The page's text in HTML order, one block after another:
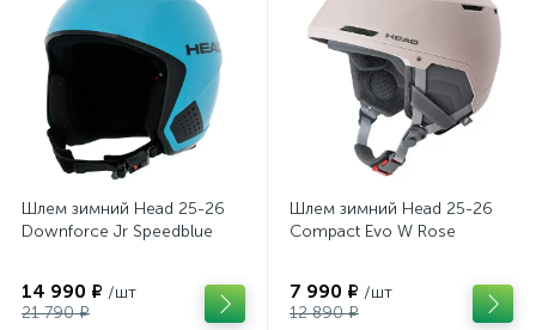
Шлем зимний Head 25-26
Downforce Jr Speedblue
14 990 ₽ /шт
21 790 ₽
Шлем зимний Head 25-26
Compact Evo W Rose
7 990 ₽ /шт
12 890 ₽